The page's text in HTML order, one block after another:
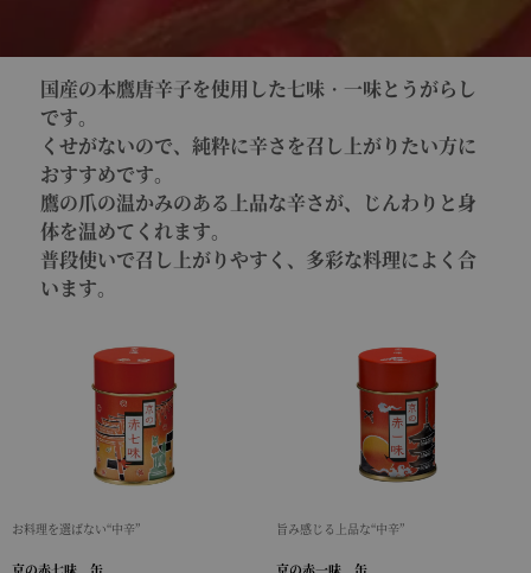
国産の本鷹唐辛子を使用した七味・一味とうがらし
です。
くせがないので、純粋に辛さを召し上がりたい方に
おすすめです。
鷹の爪の温かみのある上品な辛さが、じんわりと身
体を温めてくれます。
普段使いで召し上がりやすく、多彩な料理によく合
います。
お料理を選ばない“中辛”
京の赤七味 缶
旨み感じる上品な“中辛”
京の赤一味 缶